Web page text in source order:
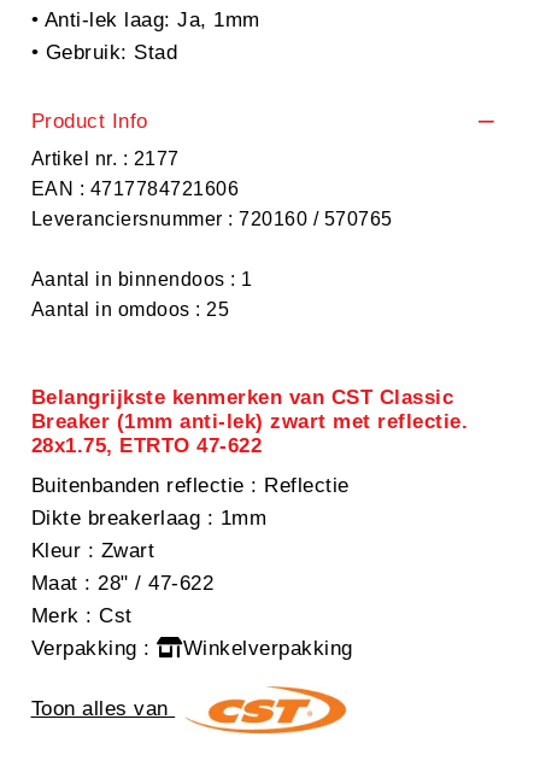
• Anti-lek laag: Ja, 1mm
• Gebruik: Stad
Product Info
Artikel nr. : 2177
EAN : 4717784721606
Leveranciersnummer : 720160 / 570765
Aantal in binnendoos : 1
Aantal in omdoos : 25
Belangrijkste kenmerken van CST Classic
Breaker (1mm anti-lek) zwart met reflectie.
28x1.75, ETRTO 47-622
Buitenbanden reflectie : Reflectie
Dikte breakerlaag : 1mm
Kleur : Zwart
Maat : 28" / 47-622
Merk : Cst
Verpakking : Winkelverpakking
Toon alles van